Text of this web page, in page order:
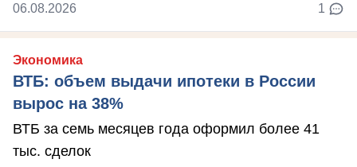
06.08.2026 1
Экономика
ВТБ: объем выдачи ипотеки в России
вырос на 38%
ВТБ за семь месяцев года оформил более 41
тыс. сделок